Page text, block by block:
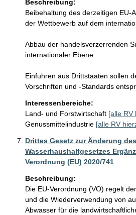
Beschreibung:
Beibehaltung des derzeitigen EU-
der Wettbewerb auf dem
Abbau der handelsverzerrenden
internationaler Ebene.
Einfuhren aus Drittstaaten sollen
Vorschriften und -Standards
Interessenbereiche:
Land- und Forstwirtschaft [alle RV
Genussmittelindustrie [alle RV
Drittes Gesetz zur Änderung des
Wasserhaushaltgesetzes
Verordnung (EU) 2020/741
Beschreibung:
Die EU-Verordnung (VO) regelt
und die Wiederverwendung von
Abwasser für die